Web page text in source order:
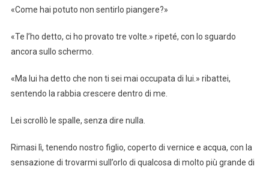
«Come hai potuto non sentirlo piangere?»
«Te l’ho detto, ci ho provato tre volte.» ripeté, con lo sguardo
ancora sullo schermo.
«Ma lui ha detto che non ti sei mai occupata di lui.» ribattei,
sentendo la rabbia crescere dentro di me.
Lei scrollò le spalle, senza dire nulla.
Rimasi lì, tenendo nostro figlio, coperto di vernice e acqua, con la
sensazione di trovarmi sull’orlo di qualcosa di molto più grande di